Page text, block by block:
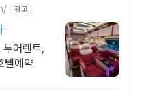
광고
어렌트,
텔예약